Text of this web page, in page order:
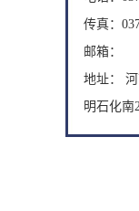
传真：
邮箱：
地址：
明石化南